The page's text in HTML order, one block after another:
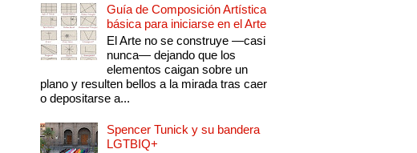
Guía de Composición Artística
básica para iniciarse en el Arte
El Arte no se construye —casi
nunca— dejando que los
elementos caigan sobre un
plano y resulten bellos a la mirada tras caer
o depositarse a...
Spencer Tunick y su bandera
LGTBIQ+